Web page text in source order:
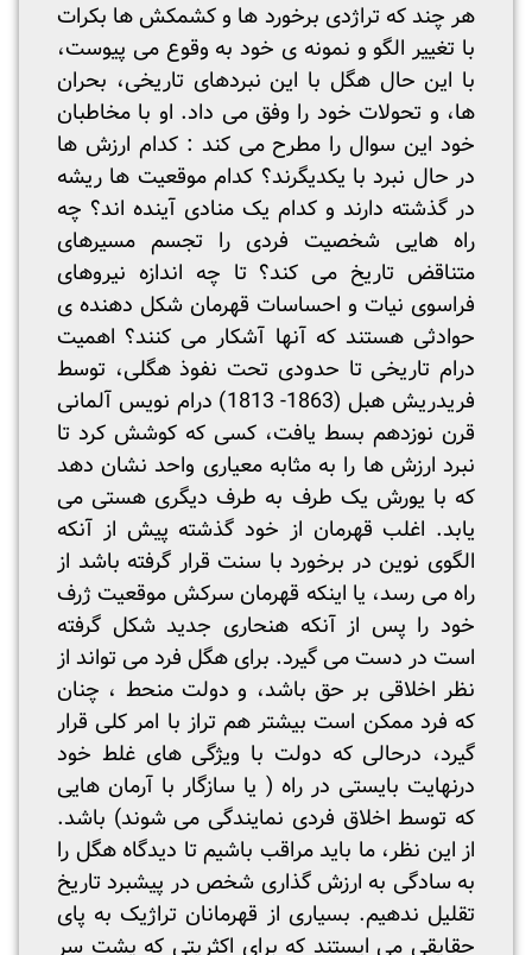
هر چند که تراژدی برخورد ها و کشمکش ها بکرات
با تغییر الگو و نمونه ی خود به وقوع می پیوست،
با این حال هگل با این نبردهای تاریخی، بحران
ها، و تحولات خود را وفق می داد. او با مخاطبان
خود این سوال را مطرح می کند : کدام ارزش ها
در حال نبرد با یکدیگرند؟ کدام موقعیت ها ریشه
در گذشته دارند و کدام یک منادی آینده اند؟ چه
راه هایی شخصیت فردی را تجسم مسیرهای
متناقض تاریخ می کند؟ تا چه اندازه نیروهای
فراسوی نیات و احساسات قهرمان شکل دهنده ی
حوادثی هستند که آنها آشکار می کنند؟ اهمیت
درام تاریخی تا حدودی تحت نفوذ هگلی، توسط
فریدریش هبل (1863- 1813) درام نویس آلمانی
قرن نوزدهم بسط یافت، کسی که کوشش کرد تا
نبرد ارزش ها را به مثابه معیاری واحد نشان دهد
که با یورش یک طرف به طرف دیگری هستی می
یابد. اغلب قهرمان از خود گذشته پیش از آنکه
الگوی نوین در برخورد با سنت قرار گرفته باشد از
راه می رسد، یا اینکه قهرمان سرکش موقعیت ژرف
خود را پس از آنکه هنحاری جدید شکل گرفته
است در دست می گیرد. برای هگل فرد می تواند از
نظر اخلاقی بر حق باشد، و دولت منحط ، چنان
که فرد ممکن است بیشتر هم تراز با امر کلی قرار
گیرد، درحالی که دولت با ویژگی های غلط خود
درنهایت بایستی در راه ( یا سازگار با آرمان هایی
که توسط اخلاق فردی نمایندگی می شوند) باشد.
از این نظر، ما باید مراقب باشیم تا دیدگاه هگل را
به سادگی به ارزش گذاری شخص در پیشبرد تاریخ
تقلیل ندهیم. بسیاری از قهرمانان تراژیک به پای
حقایقی می ایستند که برای اکثریتی که پشت سر